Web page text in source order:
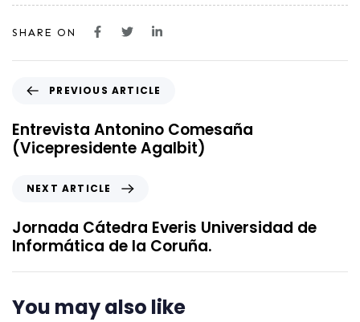
SHARE ON
PREVIOUS ARTICLE
Entrevista Antonino Comesaña
(Vicepresidente Agalbit)
NEXT ARTICLE
Jornada Cátedra Everis Universidad de
Informática de la Coruña.
You may also like